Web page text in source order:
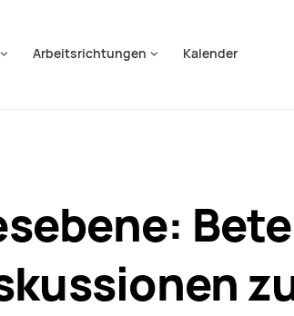
Arbeitsrichtungen Kalender